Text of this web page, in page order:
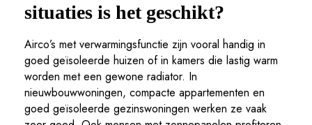
situaties is het geschikt?
Airco’s met verwarmingsfunctie zijn vooral handig in
goed geïsoleerde huizen of in kamers die lastig warm
worden met een gewone radiator. In
nieuwbouwwoningen, compacte appartementen en
goed geïsoleerde gezinswoningen werken ze vaak